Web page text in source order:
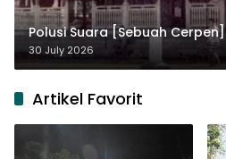
Polusi Suara [Sebuah Cerpen]
30 July 2026
Artikel Favorit